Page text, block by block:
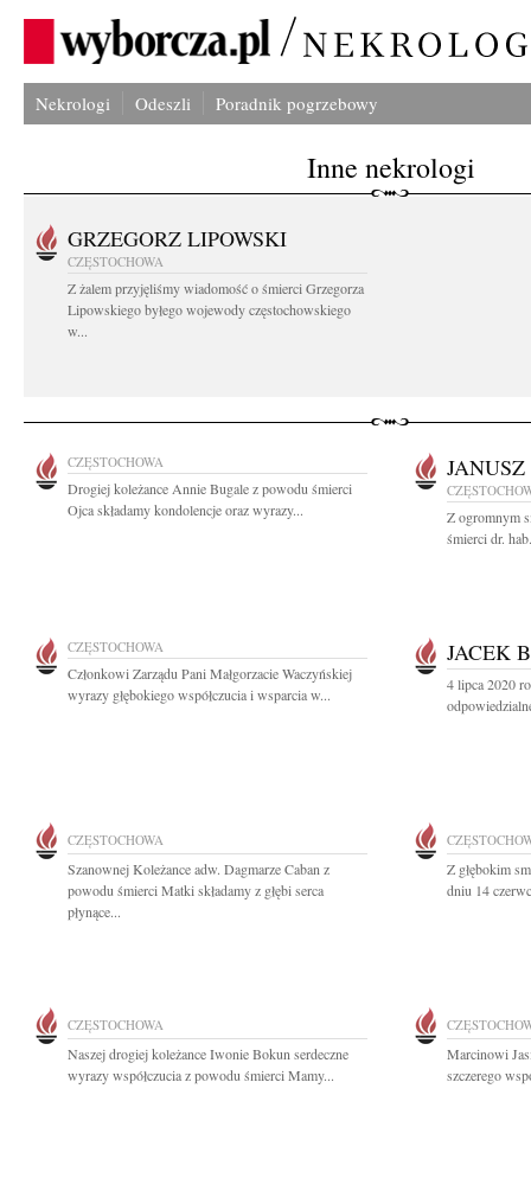
Nekrologi Odeszli Poradnik pogrzebowy
Inne nekrologi
GRZEGORZ LIPOWSKI
CZĘSTOCHOWA
Z żalem przyjęliśmy wiadomość o śmierci Grzegorza
Lipowskiego byłego wojewody częstochowskiego
w...
CZĘSTOCHOWA
Drogiej koleżance Annie Bugale z powodu śmierci
Ojca składamy kondolencje oraz wyrazy...
Z ogromnym
śmierci dr.
CZĘSTOCHOWA
Członkowi Zarządu Pani Małgorzacie Waczyńskiej
wyrazy głębokiego współczucia i wsparcia w...
JACEK
4 lipca 2020
CZĘSTOCHOWA
Szanownej Koleżance adw. Dagmarze Caban z
powodu śmierci Matki składamy z głębi serca
płynące...
Z głębokim
dniu 14
CZĘSTOCHOWA
Naszej drogiej koleżance Iwonie Bokun serdeczne
wyrazy współczucia z powodu śmierci Mamy...
Marcinowi
szczerego